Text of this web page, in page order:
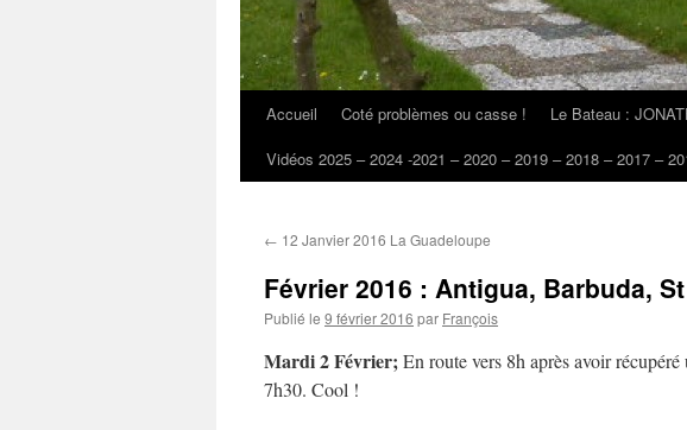
Accueil Coté problèmes ou casse ! Le Bateau :
Vidéos 2025 – 2024 -2021 – 2020 – 2019 – 2018 – 2017 –
← 12 Janvier 2016 La Guadeloupe
Février 2016 : Antigua, Barbuda,
Publié le 9 février 2016 par François
Mardi 2 Février;En route vers 8h après avoir
7h30. Cool !